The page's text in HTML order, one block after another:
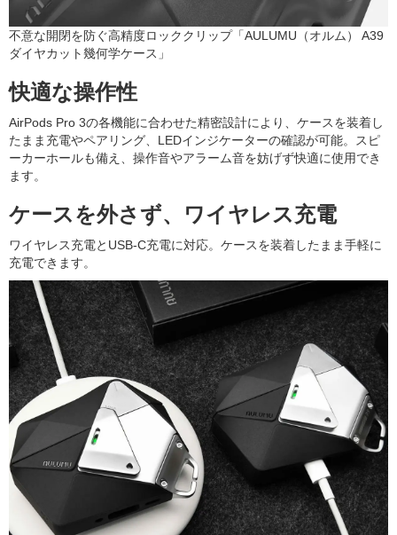
不意な開閉を防ぐ高精度ロッククリップ「AULUMU（オルム） A39
ダイヤカット幾何学ケース」
快適な操作性
AirPods Pro 3の各機能に合わせた精密設計により、ケースを装着し
たまま充電やペアリング、LEDインジケーターの確認が可能。スピ
ーカーホールも備え、操作音やアラーム音を妨げず快適に使用でき
ます。
ケースを外さず、ワイヤレス充電
ワイヤレス充電とUSB-C充電に対応。ケースを装着したまま手軽に
充電できます。